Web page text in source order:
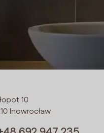
10
Inowrocław